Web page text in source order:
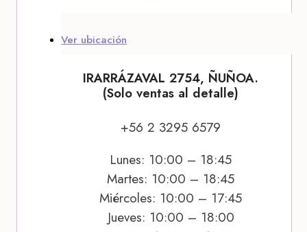
Ver ubicación
IRARRÁZAVAL 2754, ÑUÑOA.
(Solo ventas al detalle)
+56 2 3295 6579
Lunes: 10:00 – 18:45
Martes: 10:00 – 18:45
Miércoles: 10:00 – 17:45
Jueves: 10:00 – 18:00